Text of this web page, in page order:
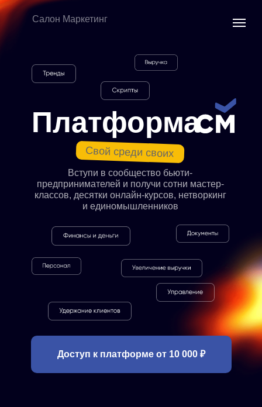
Вступи в сообщество бьюти-
предпринимателей и получи сотни мастер-
классов, десятки онлайн-курсов, нетворкинг
и единомышленников
Салон Маркетинг
Доступ к платформе от 10 000 ₽
Платформа
Свой среди своих